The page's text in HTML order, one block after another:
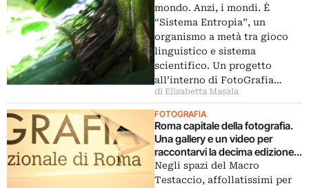
mondo. Anzi, i mondi. È
“Sistema Entropia”, un
organismo a metà tra gioco
linguistico e sistema
scientifico. Un progetto
all’interno di FotoGrafia…
di Elisabetta Masala
FOTOGRAFIA
Roma capitale della fotografia.
Una gallery e un video per
raccontarvi la decima edizione
del Festival Internazionale. Il
tema? La “terra madre”…
Negli spazi del Macro
Testaccio, affollatissimi per